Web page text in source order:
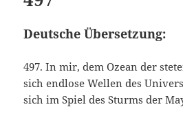
Deutsche Übersetzung:
497. In mir, dem Ozean der
sich endlose Wellen des
sich im Spiel des Sturms der